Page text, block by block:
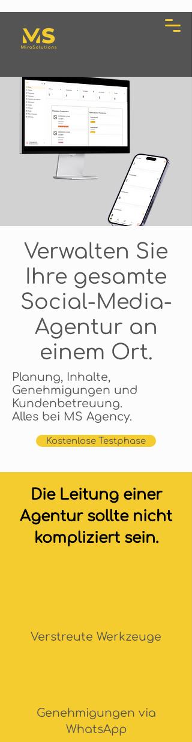
Verwalten Sie
Ihre gesamte
Social-Media-
Agentur an
einem Ort.
Planung, Inhalte,
Genehmigungen und
Kundenbetreuung.
Alles bei MS Agency.
Kostenlose Testphase
Die Leitung einer
Agentur sollte nicht
kompliziert sein.
Verstreute Werkzeuge
Genehmigungen via
WhatsApp